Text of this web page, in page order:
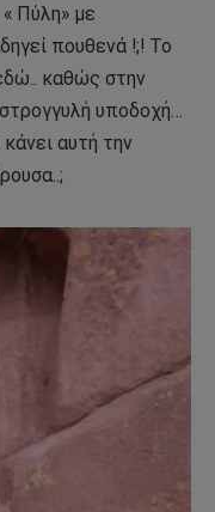
Πύλη» με
πουθενά !;! To
καθώς στην
υποδοχή…
αυτή την